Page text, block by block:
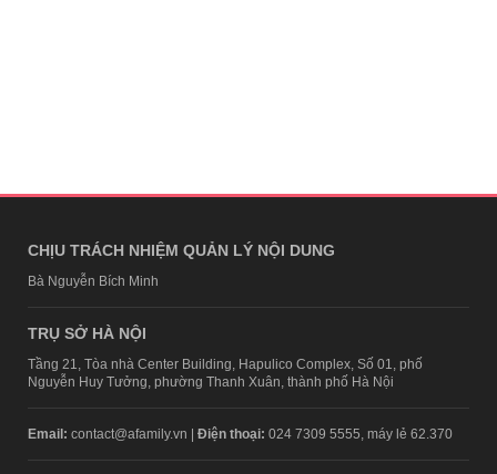
CHỊU TRÁCH NHIỆM QUẢN LÝ NỘI DUNG
Bà Nguyễn Bích Minh
TRỤ SỞ HÀ NỘI
Tầng 21, Tòa nhà Center Building, Hapulico Complex, Số 01, phố
Nguyễn Huy Tưởng, phường Thanh Xuân, thành phố Hà Nội
Email: contact@afamily.vn | Điện thoại: 024 7309 5555, máy lẻ 62.370